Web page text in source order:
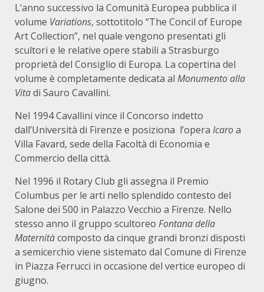
L’anno successivo la Comunità Europea pubblica il
volume Variations, sottotitolo “The Concil of Europe
Art Collection”, nel quale vengono presentati gli
scultori e le relative opere stabili a Strasburgo
proprietà del Consiglio di Europa. La copertina del
volume è completamente dedicata al Monumento alla
Vitadi Sauro Cavallini.
Nel 1994 Cavallini vince il Concorso indetto
dall’Università di Firenze e posiziona l’opera Icaroa
Villa Favard, sede della Facoltà di Economia e
Commercio della città.
Nel 1996 il Rotary Club gli assegna il Premio
Columbus per le arti nello splendido contesto del
Salone dei 500 in Palazzo Vecchio a Firenze. Nello
stesso anno il gruppo scultoreo Fontana della
Maternitàcomposto da cinque grandi bronzi disposti
a semicerchio viene sistemato dal Comune di Firenze
in Piazza Ferrucci in occasione del vertice europeo di
giugno.